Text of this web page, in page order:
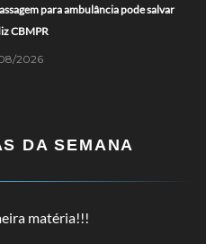
para ambulância pode salvar
CBMPR
2026
DA SEMANA
matéria!!!